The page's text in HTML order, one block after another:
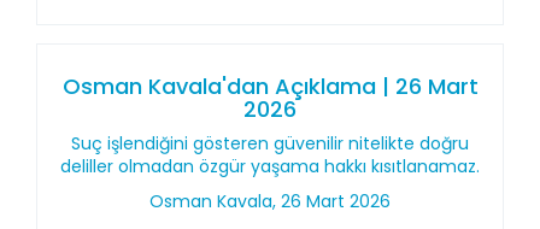
Osman Kavala'dan Açıklama | 26 Mart
2026
Suç işlendiğini gösteren güvenilir nitelikte doğru
deliller olmadan özgür yaşama hakkı kısıtlanamaz.
Osman Kavala, 26 Mart 2026